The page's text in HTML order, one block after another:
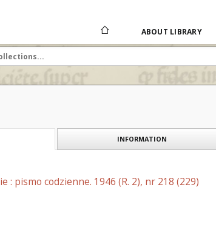
ABOUT LIBRARY
INFORMATION
: pismo codzienne. 1946 (R. 2), nr 218 (229)